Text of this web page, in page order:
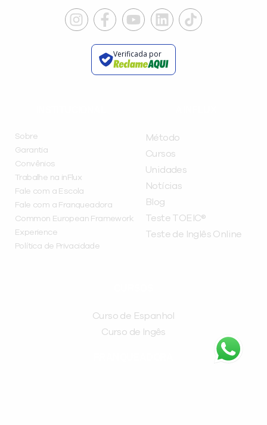
Verificada por
Sobre
Garantia
Convênios
Trabalhe na inFlux
Fale com a Escola
Fale com a Franqueadora
Common European Framework
Experience
Política de Privacidade
Método
Cursos
Unidades
Notícias
Blog
Teste TOEIC®
Teste de Inglês Online
Curso de Espanhol
Curso de Ingês